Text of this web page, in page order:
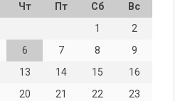
Чт Пт Сб
Вс
1
2
6 7 8
9
13 14 15
16
20 21 22
23